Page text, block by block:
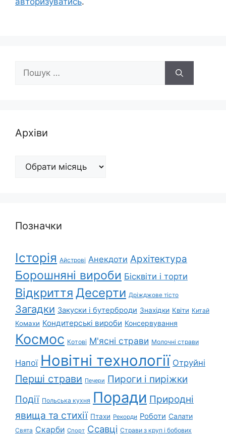
Пошук:
Архіви
Архіви
Позначки
Історія Айстрові Анекдоти Архітектура
Борошняні вироби Бісквіти і торти
Відкриття Десерти Дріжджове тісто
Загадки Закуски і бутерброди Знахідки Квіти Китай
Комахи Кондитерські вироби Консервування
Космос Котові М'ясні страви Молочні страви
Напої Новітні технології Отруйні
Перші страви Печери Пироги і пиріжки
Події Польська кухня Поради Природні
явища та стихії Птахи Рекорди Роботи Салати
Свята Скарби Спорт Ссавці Страви з круп і бобових